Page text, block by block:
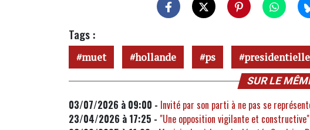
Tags :
muet hollande ps presidentielle
SUR LE
03/07/2026 à 09:00 - Invité par son parti à ne pas se
23/04/2026 à 17:25 - "Une opposition vigilante et